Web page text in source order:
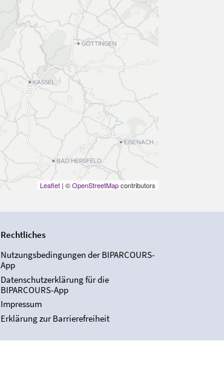
Leaflet| ©OpenStreetMapcontributors
Rechtliches
Nutzungsbedingungen der BIPARCOURS-
App
Datenschutzerklärung für die
BIPARCOURS-App
Impressum
Erklärung zur Barrierefreiheit